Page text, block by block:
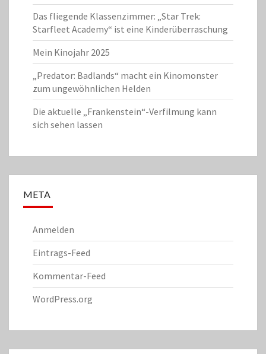
Das fliegende Klassenzimmer: „Star Trek:
Starfleet Academy“ ist eine Kinderüberraschung
Mein Kinojahr 2025
„Predator: Badlands“ macht ein Kinomonster
zum ungewöhnlichen Helden
Die aktuelle „Frankenstein“-Verfilmung kann
sich sehen lassen
META
Anmelden
Eintrags-Feed
Kommentar-Feed
WordPress.org